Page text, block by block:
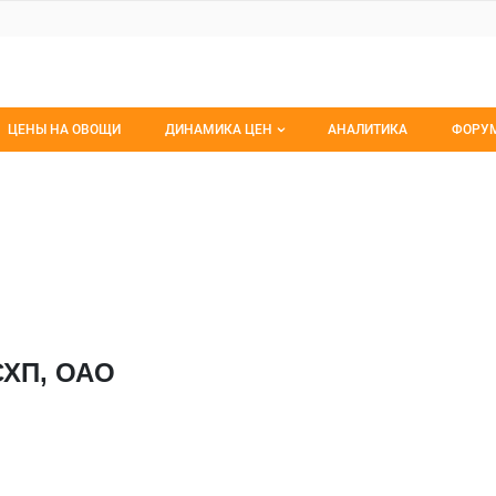
ЦЕНЫ НА ОВОЩИ ДИНАМИКА ЦЕН АНАЛИТИКА
ОАО